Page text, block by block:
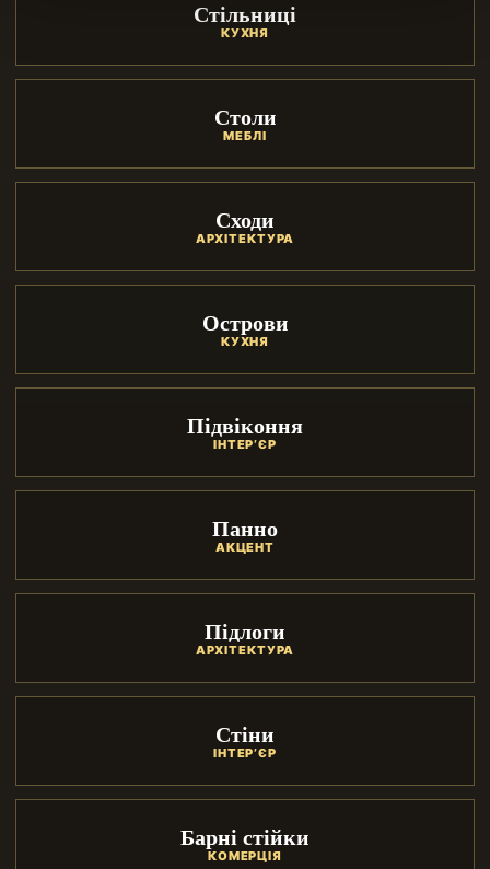
Стільниці
КУХНЯ
Столи
МЕБЛІ
Сходи
АРХІТЕКТУРА
Острови
КУХНЯ
Підвіконня
ІНТЕР’ЄР
Панно
АКЦЕНТ
Підлоги
АРХІТЕКТУРА
Стіни
ІНТЕР’ЄР
Барні стійки
КОМЕРЦІЯ